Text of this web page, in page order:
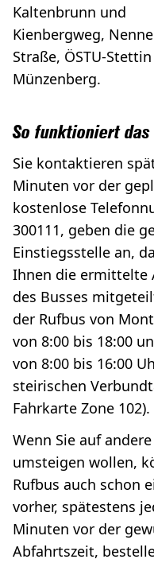
Kaltenbrunn und
Kienbergweg,
Straße, ÖSTU-
Münzenberg.
So funktioniert das
Sie kontaktieren
Minuten vor der
kostenlose
300111, geben die
Einstiegsstelle an,
Ihnen die ermittelte
des Busses
der Rufbus von
von 8:00 bis 18:00
von 8:00 bis 16:00
steirischen
Fahrkarte Zone 102).
Wenn Sie auf
umsteigen wollen,
Rufbus auch schon
vorher, spätestens
Minuten vor der
Abfahrtszeit,